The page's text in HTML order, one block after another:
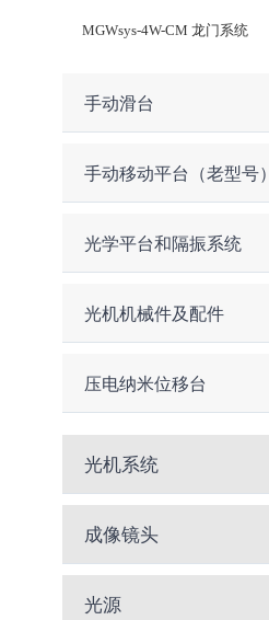
MGWsys-4W-CM 龙门系统
手动滑台
手动移动平台（老型号）
光学平台和隔振系统
光机机械件及配件
压电纳米位移台
光机系统
成像镜头
光源